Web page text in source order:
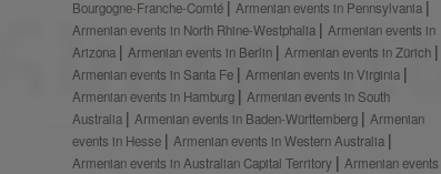
Bourgogne-Franche-Comté
Armenian events in Pennsylvania
Armenian events in North Rhine-Westphalia
Armenian events in
Arizona
Armenian events in Berlin
Armenian events in Zürich
Armenian events in Santa Fe
Armenian events in Virginia
Armenian events in Hamburg
Armenian events in South
Australia
Armenian events in Baden-Württemberg
Armenian
events in Hesse
Armenian events in Western Australia
Armenian events in Australian Capital Territory
Armenian events